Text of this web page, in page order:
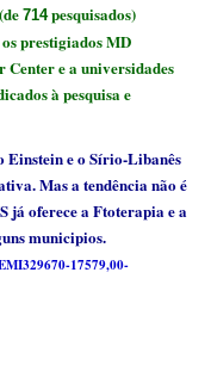
714pesquisados)
prestigiados MD
e a universidades
à pesquisa e
e o Sírio-Libanês
Mas a tendência não é
já oferece a Ftoterapia e a
municipios.
17579,00-